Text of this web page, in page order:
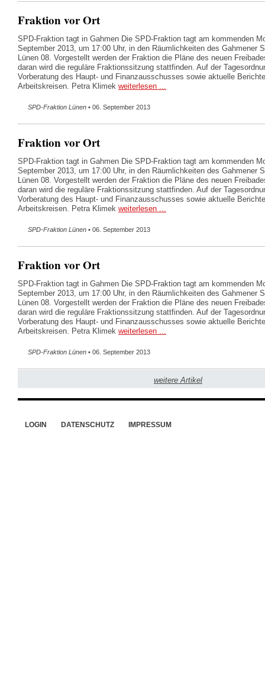
Fraktion vor Ort
SPD-Fraktion tagt in Gahmen Die SPD-Fraktion tagt am kommenden
September 2013, um 17:00 Uhr, in den Räumlichkeiten des Gahmener
Lünen 08. Vorgestellt werden der Fraktion die Pläne des neuen
daran wird die reguläre Fraktionssitzung stattfinden. Auf der
Vorberatung des Haupt- und Finanzausschusses sowie aktuelle
Arbeitskreisen. Petra Klimek weiterlesen ...
SPD-Fraktion Lünen • 06. September 2013
Fraktion vor Ort
SPD-Fraktion tagt in Gahmen Die SPD-Fraktion tagt am kommenden
September 2013, um 17:00 Uhr, in den Räumlichkeiten des Gahmener
Lünen 08. Vorgestellt werden der Fraktion die Pläne des neuen
daran wird die reguläre Fraktionssitzung stattfinden. Auf der
Vorberatung des Haupt- und Finanzausschusses sowie aktuelle
Arbeitskreisen. Petra Klimek weiterlesen ...
SPD-Fraktion Lünen • 06. September 2013
Fraktion vor Ort
SPD-Fraktion tagt in Gahmen Die SPD-Fraktion tagt am kommenden
September 2013, um 17:00 Uhr, in den Räumlichkeiten des Gahmener
Lünen 08. Vorgestellt werden der Fraktion die Pläne des neuen
daran wird die reguläre Fraktionssitzung stattfinden. Auf der
Vorberatung des Haupt- und Finanzausschusses sowie aktuelle
Arbeitskreisen. Petra Klimek weiterlesen ...
SPD-Fraktion Lünen • 06. September 2013
weitere Artikel
LOGIN DATENSCHUTZ IMPRESSUM